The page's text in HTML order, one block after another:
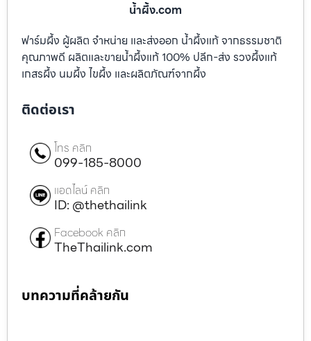
น้ำผึ้ง.com
ฟาร์มผึ้ง ผู้ผลิต จำหน่าย และส่งออก น้ำผึ้งแท้ จากธรรมชาติ
คุณภาพดี ผลิตและขายน้ำผึ้งแท้ 100% ปลีก-ส่ง รวงผึ้งแท้
เกสรผึ้ง นมผึ้ง ไขผึ้ง และผลิตภัณฑ์จากผึ้ง
ติดต่อเรา
โทร คลิก
099-185-8000
แอดไลน์ คลิก
ID: @thethailink
Facebook คลิก
TheThailink.com
บทความที่คล้ายกัน